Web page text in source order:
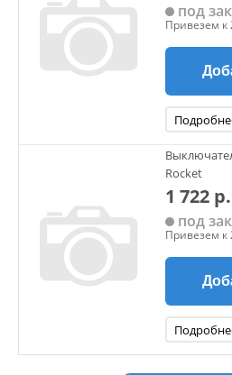
под
Привезем к
Rocket
1 722 р.
под
Привезем к